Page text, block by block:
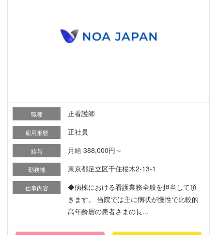
職種 正看護師
雇用形態 正社員
給与 月給 388,000円～
勤務地 東京都足立区千住桜木2-13-1
仕事内容
◆病棟における看護業務全般を担当して頂
きます。 当院では主に病状が慢性で比較的
高年齢層の患者さまの長...